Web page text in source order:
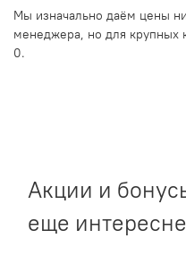
Мы изначально даём цены
менеджера, но для крупных
0.
Акции и
еще